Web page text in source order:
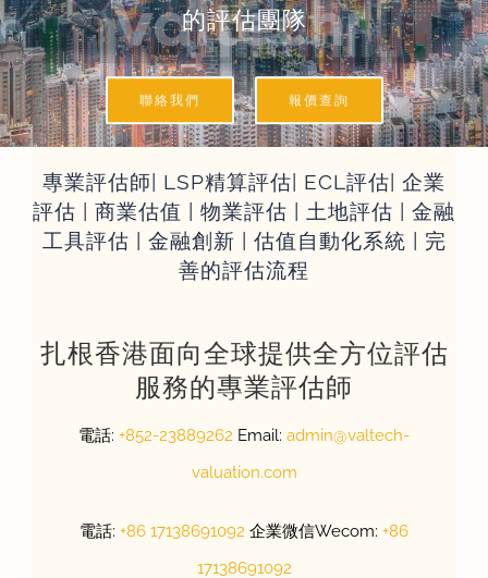
評估資訊
聯絡我們
簡體
的評估團隊
聯絡我們 報價查詢
專業評估師| LSP精算評估| ECL評估| 企業
評估 | 商業估值 | 物業評估 | 土地評估 | 金融
工具評估 | 金融創新 | 估值自動化系統 | 完
善的評估流程
扎根香港面向全球提供全方位評估
服務的專業評估師
電話: +852-23889262 Email: admin@valtech-
valuation.com
電話: +86 17138691092 企業微信Wecom: +86
17138691092